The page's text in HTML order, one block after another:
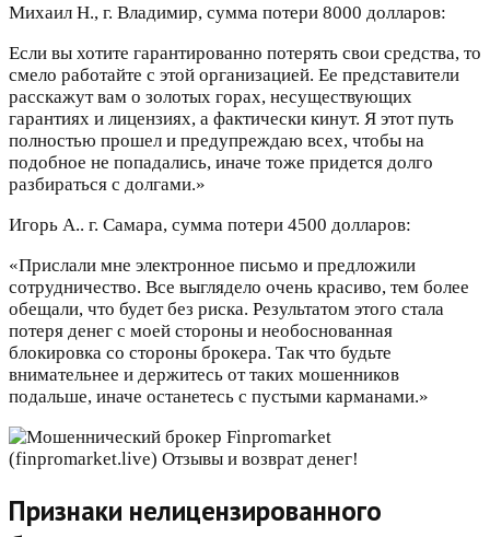
Михаил Н., г. Владимир, сумма потери 8000 долларов:
Если вы хотите гарантированно потерять свои средства, то
смело работайте с этой организацией. Ее представители
расскажут вам о золотых горах, несуществующих
гарантиях и лицензиях, а фактически кинут. Я этот путь
полностью прошел и предупреждаю всех, чтобы на
подобное не попадались, иначе тоже придется долго
разбираться с долгами.»
Игорь А.. г. Самара, сумма потери 4500 долларов:
«Прислали мне электронное письмо и предложили
сотрудничество. Все выглядело очень красиво, тем более
обещали, что будет без риска. Результатом этого стала
потеря денег с моей стороны и необоснованная
блокировка со стороны брокера. Так что будьте
внимательнее и держитесь от таких мошенников
подальше, иначе останетесь с пустыми карманами.»
Признаки нелицензированного